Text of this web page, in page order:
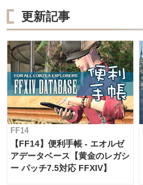
更新記事
FF14
【FF14】便利手帳 - エオルゼ
アデータベース【黄金のレガシ
ー パッチ7.5対応 FFXIV】